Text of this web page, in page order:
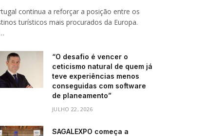
continua a reforçar a posição entre os
turísticos mais procurados da Europa.
“O desafio é vencer o
ceticismo natural de quem já
teve experiências menos
conseguidas com software
de planeamento”
JULHO 22, 2026
SAGALEXPO começa a